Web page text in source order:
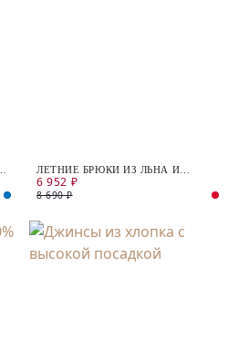
ЛЕТНИЕ БРЮКИ ИЗ ЛЬНА И
ХЛОПКА
6 952 ₽
8 690 ₽